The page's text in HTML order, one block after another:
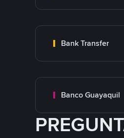
Bank Transfer
Banco Guayaquil